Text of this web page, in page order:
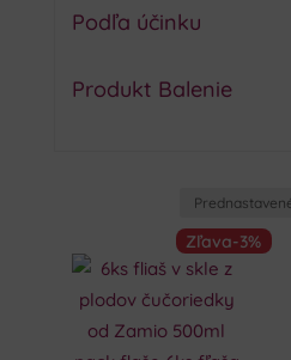
Podľa účinku
Produkt Balenie
Zľava-3%